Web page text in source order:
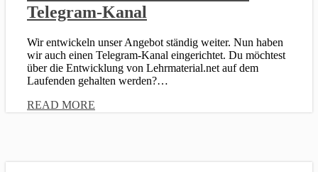
Telegram-Kanal
Wir entwickeln unser Angebot ständig weiter. Nun haben
wir auch einen Telegram-Kanal eingerichtet. Du möchtest
über die Entwicklung von Lehrmaterial.net auf dem
Laufenden gehalten werden?…
READ MORE